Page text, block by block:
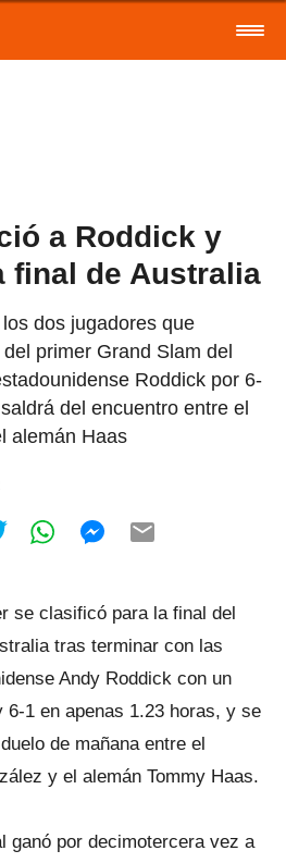
a Roddick y
final de Australia
dos jugadores que
primer Grand Slam del
Roddick por 6-
del encuentro entre el
alemán Haas
se clasificó para la final del
tras terminar con las
Andy Roddick con un
6-1 en apenas 1.23 horas, y se
de mañana entre el
y el alemán Tommy Haas.
ganó por decimotercera vez a